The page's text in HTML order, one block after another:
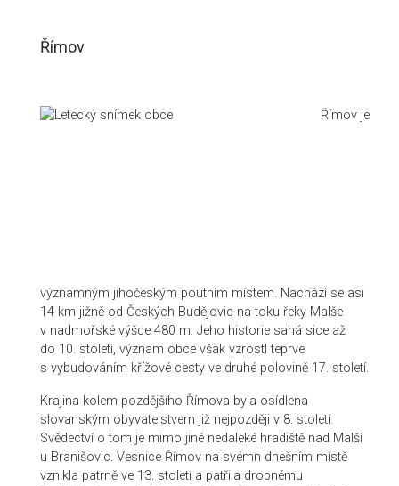
Římov
Římov je
významným jihočeským poutním místem. Nachází se asi
14 km jižně od Českých Budějovic na toku řeky Malše
v nadmořské výšce 480 m. Jeho historie sahá sice až
do 10. století, význam obce však vzrostl teprve
s vybudováním křížové cesty ve druhé polovině 17. století.
Krajina kolem pozdějšího Římova byla osídlena
slovanským obyvatelstvem již nejpozději v 8. století.
Svědectví o tom je mimo jiné nedaleké hradiště nad Malší
u Branišovic. Vesnice Římov na svémn dnešním místě
vznikla patrně ve 13. století a patřila drobnému